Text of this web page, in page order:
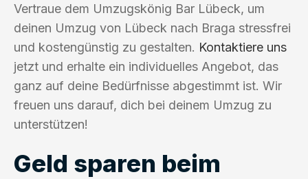
Vertraue dem Umzugskönig Bar Lübeck, um
deinen Umzug von Lübeck nach Braga stressfrei
und kostengünstig zu gestalten. Kontaktiere uns
jetzt und erhalte ein individuelles Angebot, das
ganz auf deine Bedürfnisse abgestimmt ist. Wir
freuen uns darauf, dich bei deinem Umzug zu
unterstützen!
Geld sparen beim